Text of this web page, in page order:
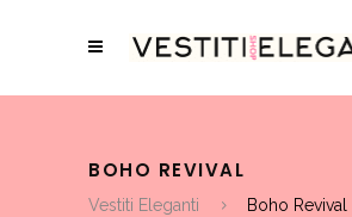
BOHO REVIVAL
Vestiti Eleganti Boho Revival